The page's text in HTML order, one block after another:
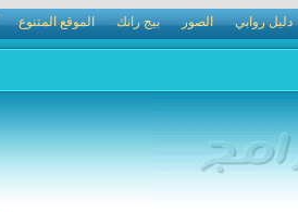
دليل روابي الصور بيج رانك الموقع المتنوع